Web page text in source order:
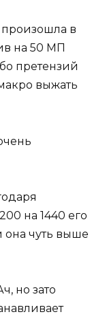
в
на 50 МП
претензий
выжать
на 1440 его
она чуть выше
но зато